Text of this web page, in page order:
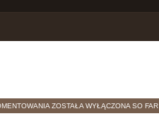
AZERBEJDŻAN
I
ZOSTAŁA WYŁĄCZONA SO FAR